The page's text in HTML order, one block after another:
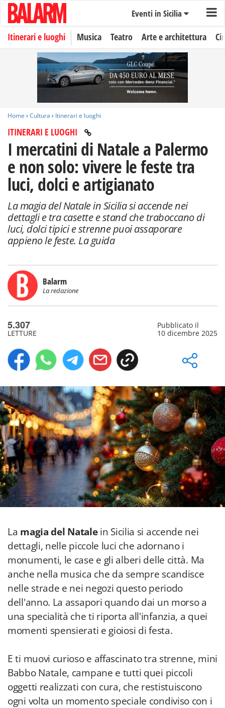
Eventi in Sicilia
Itinerari e luoghi Musica Teatro Arte e architettura
Home › Cultura › Itinerari e luoghi
ITINERARI E LUOGHI
I mercatini di Natale a Palermo
e non solo: vivere le feste tra
luci, dolci e artigianato
La magia del Natale in Sicilia si accende nei
dettagli e tra casette e stand che traboccano di
luci, dolci tipici e strenne puoi assaporare
appieno le feste. La guida
Balarm
La redazione
5.307
LETTURE
Pubblicato il
10 dicembre 2025
La magia del Natalein Sicilia si accende nei
dettagli, nelle piccole luci che adornano i
monumenti, le case e gli alberi delle città. Ma
anche nella musica che da sempre scandisce
nelle strade e nei negozi questo periodo
dell'anno. La assapori quando dai un morso a
una specialità che ti riporta all'infanzia, a quei
momenti spensierati e gioiosi di festa.
E ti muovi curioso e affascinato tra strenne, mini
Babbo Natale, campane e tutti quei piccoli
oggetti realizzati con cura, che restistuiscono
ogni volta un momento speciale condiviso con i